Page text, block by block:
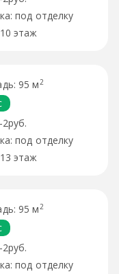
под отделку
10 этаж
95 м 2
-2руб.
под отделку
13 этаж
95 м 2
-2руб.
под отделку